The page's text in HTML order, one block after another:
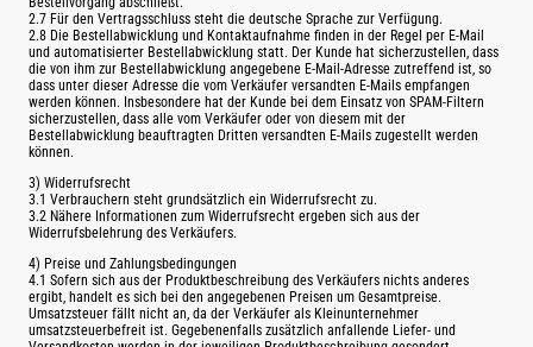
2.7 Für den Vertragsschluss steht die deutsche Sprache zur Verfügung.
2.8 Die Bestellabwicklung und Kontaktaufnahme finden in der Regel per E-Mail
und automatisierter Bestellabwicklung statt. Der Kunde hat sicherzustellen, dass
die von ihm zur Bestellabwicklung angegebene E-Mail-Adresse zutreffend ist, so
dass unter dieser Adresse die vom Verkäufer versandten E-Mails empfangen
werden können. Insbesondere hat der Kunde bei dem Einsatz von SPAM-Filtern
sicherzustellen, dass alle vom Verkäufer oder von diesem mit der
Bestellabwicklung beauftragten Dritten versandten E-Mails zugestellt werden
können.
3) Widerrufsrecht
3.1 Verbrauchern steht grundsätzlich ein Widerrufsrecht zu.
3.2 Nähere Informationen zum Widerrufsrecht ergeben sich aus der
Widerrufsbelehrung des Verkäufers.
4) Preise und Zahlungsbedingungen
4.1 Sofern sich aus der Produktbeschreibung des Verkäufers nichts anderes
ergibt, handelt es sich bei den angegebenen Preisen um Gesamtpreise.
Umsatzsteuer fällt nicht an, da der Verkäufer als Kleinunternehmer
umsatzsteuerbefreit ist. Gegebenenfalls zusätzlich anfallende Liefer- und